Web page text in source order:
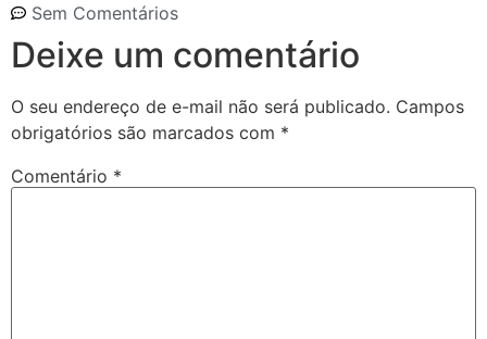
Sem Comentários
Deixe um comentário
O seu endereço de e-mail não será publicado. Campos
obrigatórios são marcados com *
Comentário *